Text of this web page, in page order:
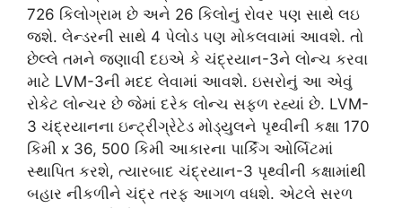
726 કિલોગ્રામ છે અને 26 કિલોનું રોવર પણ સાથે લઇ
જશે. લેન્ડરની સાથે 4 પેલોડ પણ મોકલવામાં આવશે. તો
છેલ્લે તમને જણાવી દઇએ કે ચંદ્રયાન-3ને લોન્ચ કરવા
માટે LVM-3ની મદદ લેવામાં આવશે. ઇસરોનું આ એવું
રોકેટ લોન્ચર છે જેમાં દરેક લોન્ચ સફળ રહ્યાં છે. LVM-
3 ચંદ્રયાનના ઇન્ટ્રીગ્રેટેડ મોડ્યુલને પૃથ્વીની કક્ષા 170
કિમી x 36, 500 કિમી આકારના પાર્કિંગ ઓર્બિટમાં
સ્થાપિત કરશે, ત્યારબાદ ચંદ્રયાન-3 પૃથ્વીની કક્ષામાંથી
બહાર નીકળીને ચંદ્ર તરફ આગળ વધશે. એટલે સરળ